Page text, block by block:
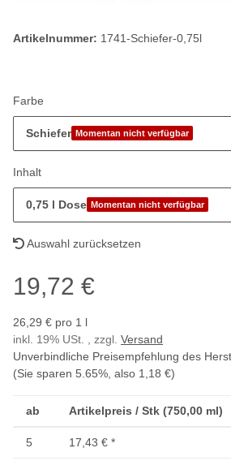
Artikelnummer: 1741-Schiefer-0,75l
Farbe
Schiefer Momentan nicht verfügbar
Inhalt
0,75 l Dose Momentan nicht verfügbar
Auswahl zurücksetzen
19,72 €
26,29 € pro 1 l
inkl. 19% USt. , zzgl. Versand
Unverbindliche Preisempfehlung des
(Sie sparen 5.65% , also 1,18 €)
ab Artikelpreis / Stk (750,00 ml)
5 17,43 € *